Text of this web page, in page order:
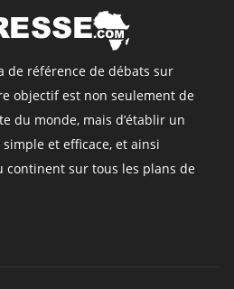
de référence de débats sur
objectif est non seulement de
du monde, mais d’établir un
et efficace, et ainsi
continent sur tous les plans de